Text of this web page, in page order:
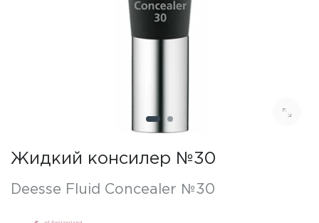
Жидкий консилер №30
Deesse Fluid Concealer №30